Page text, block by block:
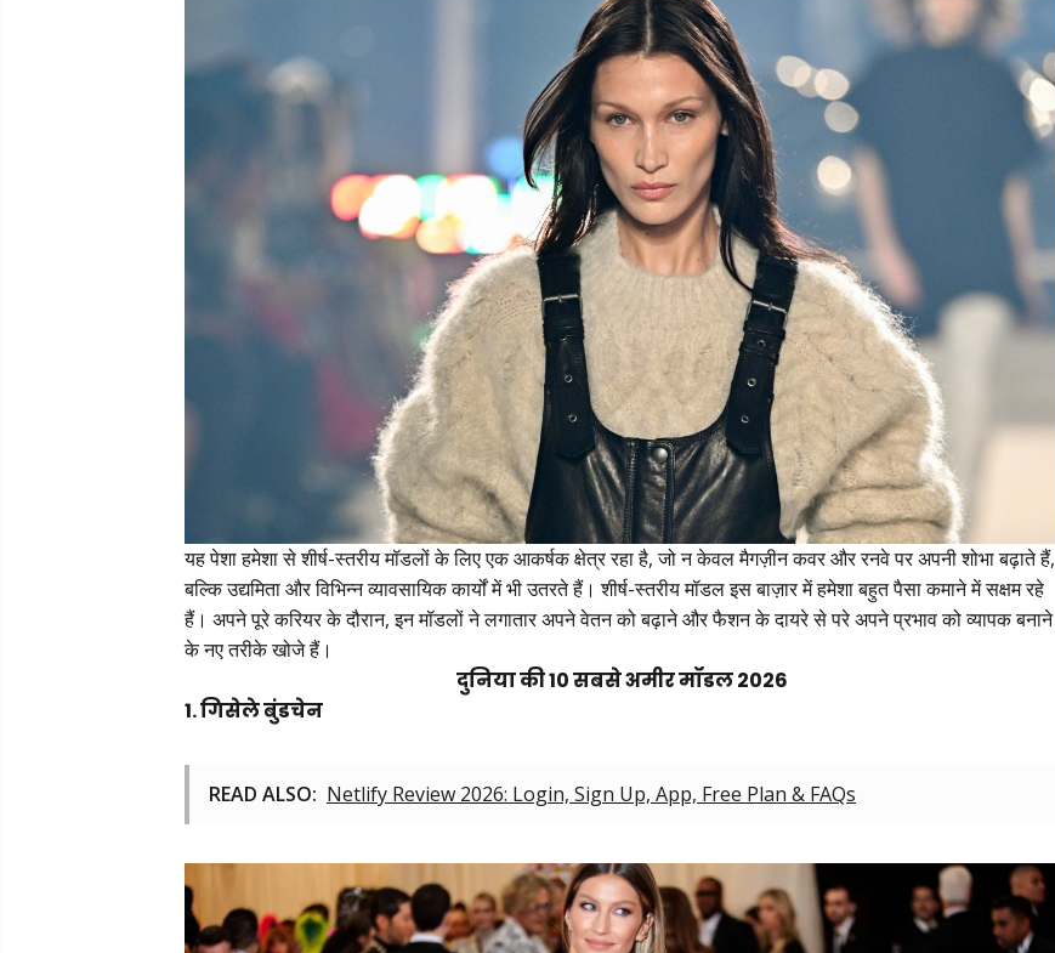
यह पेशा हमेशा से शीर्ष-स्तरीय मॉडलों के लिए एक आकर्षक क्षेत्र रहा है, जो न केवल मैगज़ीन कवर और रनवे पर अपनी शोभा बढ़ाते हैं,
बल्कि उद्यमिता और विभिन्न व्यावसायिक कार्यों में भी उतरते हैं। शीर्ष-स्तरीय मॉडल इस बाज़ार में हमेशा बहुत पैसा कमाने में सक्षम रहे
हैं। अपने पूरे करियर के दौरान, इन मॉडलों ने लगातार अपने वेतन को बढ़ाने और फैशन के दायरे से परे अपने प्रभाव को व्यापक बनाने
के नए तरीके खोजे हैं।
दुनिया की 10 सबसे अमीर मॉडल 2026
1. गिसेले बुंडचेन
READ ALSO: Netlify Review 2026: Login, Sign Up, App, Free Plan & FAQs